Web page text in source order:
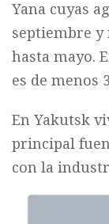
Yana cuyas
septiembre y
hasta mayo.
es de menos
En Yakutsk
principal
con la